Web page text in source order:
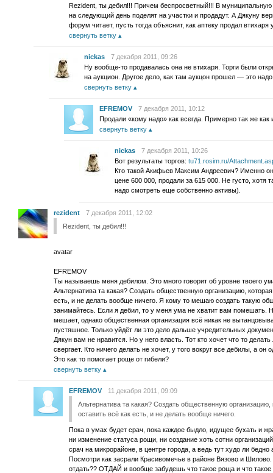
Rezident, ты дебил!!! Причем беспросветный!!! В
на следующий день поделят на участки и продадут. А Дякуну
форум читает, пусть тогда объяснит, как аптеку продал втихаря
свернуть ветку
nickas
7 декабря 2011, 09:26
Ну вообще-то продавалась она не втихаря. Торги были
на аукцион. Другое дело, как там аукцон прошел — это
свернуть ветку
EFREMOV
7 декабря 2011, 10:12
Продали «кому надо» как всегда. Примерно так же как
свернуть ветку
nickas
7 декабря 2011, 10:26
Вот результаты торгов: tu71.rosim.ru/
Кто такой Акифьев Максим Андреевич? Именно
цене 600 000, продали за 615 000. Не густо, хотя
надо смотреть еще собственно активы).
rezident
7 декабря 2011, 12:02
Rezident, ты дебил!!!
avatar
EFREMOV
Ты называешь меня дебилом. Это много говорит об уровне твоего
Альтернатива та какая? Создать общественную организацию,
есть, и не делать вообще ничего. Я кому то мешаю создать такую
занимайтесь. Если я дебил, то у меня ума не хватит вам помешать.
мешает, однако общественная организация всё никак не
пустяшное. Только уйдёт ли это дело дальше учредительных
Дякун вам не нравится. Но у него власть. Тот кто хочет что то
свергает. Кто ничего делать не хочет, у того вокруг все дебилы, а
Это как то помогает роще от гибели?
свернуть ветку
EFREMOV
11 декабря 2011, 09:09
Альтернатива та какая? Создать общественную
оставить всё как есть, и не делать вообще ничего.
Пока в умах будет срач, пока каждое быдло, идущее бухать и
ни изменение статуса рощи, ни создание хоть сотни
срач на микрорайоне, в центре города, а ведь тут худо ли
Посмотри как засрали Красивомечье в районе Вязово и
отдать?? ОТДАЙ и вообще забудешь что такое роща и что